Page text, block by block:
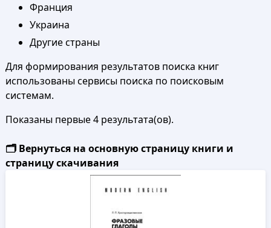
Франция
Украина
Другие страны
Для формирования результатов поиска книг
использованы сервисы поиска по поисковым
системам.
Показаны первые 4 результата(ов).
🗂️ Вернуться на основную страницу книги и
страницу скачивания